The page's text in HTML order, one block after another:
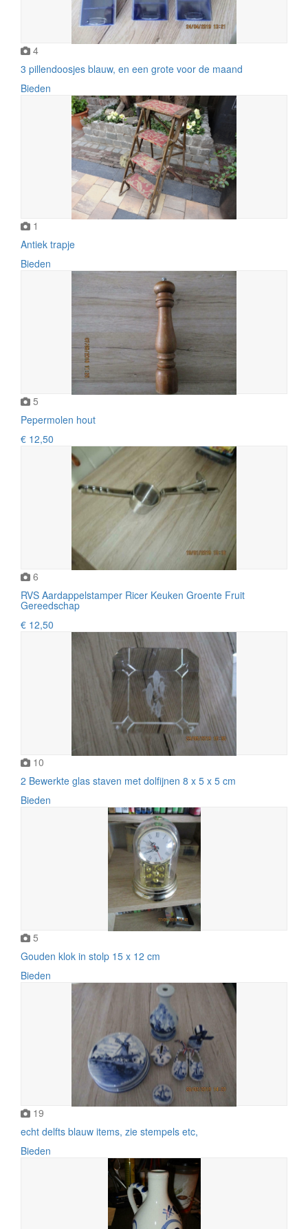
4
3 pillendoosjes blauw, en een grote voor de maand
Bieden
1
Antiek trapje
Bieden
5
Pepermolen hout
€ 12,50
6
RVS Aardappelstamper Ricer Keuken Groente Fruit
Gereedschap
€ 12,50
10
2 Bewerkte glas staven met dolfijnen 8 x 5 x 5 cm
Bieden
5
Gouden klok in stolp 15 x 12 cm
Bieden
19
echt delfts blauw items, zie stempels etc,
Bieden